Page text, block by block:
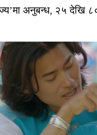
अनुबन्ध, २५ देखि